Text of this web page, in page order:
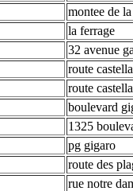
montee de
la ferrage
32 avenue
route
route
boulevard
1325
pg gigaro
route des
rue notre